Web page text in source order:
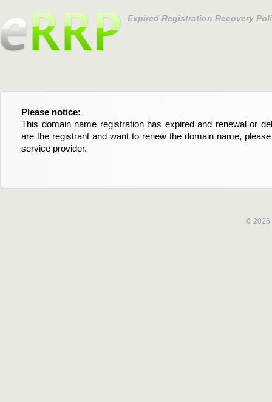
Expired Registration Recovery
Please notice:
This domain name registration has expired and renewal or
are the registrant and want to renew the domain name,
service provider.
Bitte beachten Sie:
Diese Domainregistrierung ist abgelaufen und die
Domain stehen an. Wenn Sie der Registrant sind und
verlängern möchten, kontaktieren Sie bitte Ihren Service-
© 2026